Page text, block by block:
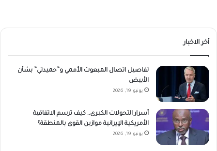
أخر الاخبار
تفاصيل اتصال المبعوث الأممي و”حميدتي” بشأن
الأبيض
يونيو 19, 2026
أسرار التحولات الكبرى.. كيف ترسم الاتفاقية
الأمريكية الإيرانية موازين القوى بالمنطقة؟
يونيو 19, 2026